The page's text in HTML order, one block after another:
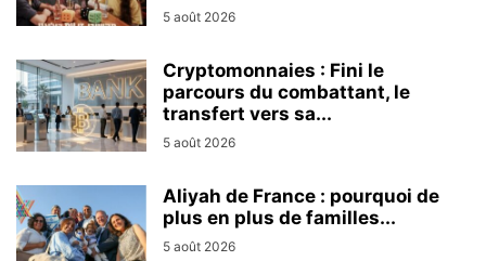
5 août 2026
Cryptomonnaies : Fini le
parcours du combattant, le
transfert vers sa...
5 août 2026
Aliyah de France : pourquoi de
plus en plus de familles...
5 août 2026